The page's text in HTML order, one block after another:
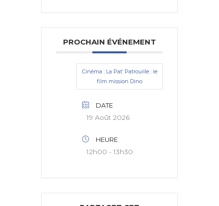
PROCHAIN ÉVÉNEMENT
Cinéma : La Pat’ Patrouille : le
film mission Dino
DATE
19 Août 2026
HEURE
12h00 - 13h30